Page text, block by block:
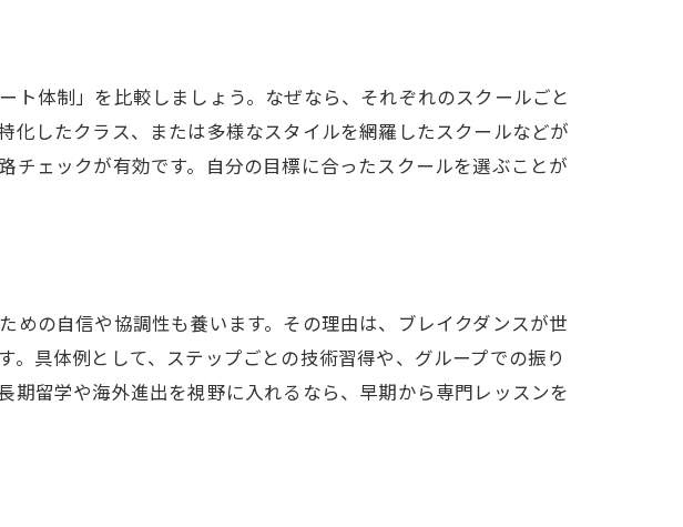
体制」を比較しましょう。なぜなら、それぞれのスクールごと
したクラス、または多様なスタイルを網羅したスクールなどが
ェックが有効です。自分の目標に合ったスクールを選ぶことが
の自信や協調性も養います。その理由は、ブレイクダンスが世
具体例として、ステップごとの技術習得や、グループでの振り
留学や海外進出を視野に入れるなら、早期から専門レッスンを